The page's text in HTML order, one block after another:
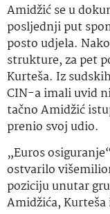
Amidžić se u
posljednji put
posto udjela.
strukture, za pet
Kurteša. Iz
CIN-a imali uvid
tačno Amidžić
prenio svoj udio.
„Euros
ostvarilo
poziciju unutar
Amidžića,